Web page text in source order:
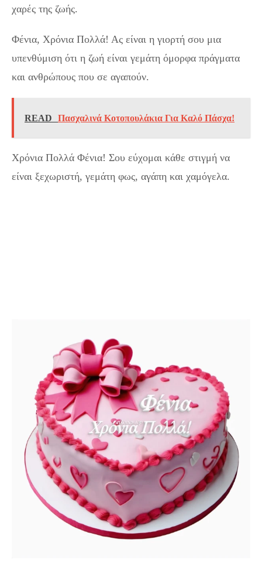
χαρές της ζωής.
Φένια, Χρόνια Πολλά! Ας είναι η γιορτή σου μια
υπενθύμιση ότι η ζωή είναι γεμάτη όμορφα πράγματα
και ανθρώπους που σε αγαπούν.
READ Πασχαλινά Κοτοπουλάκια Για Καλό Πάσχα!
Χρόνια Πολλά Φένια! Σου εύχομαι κάθε στιγμή να
είναι ξεχωριστή, γεμάτη φως, αγάπη και χαμόγελα.